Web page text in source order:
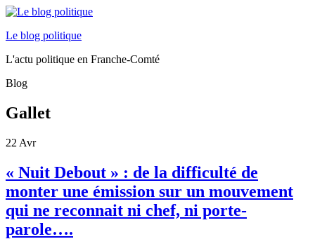
Le blog politique
L'actu politique en Franche-Comté
Blog
Gallet
22 Avr
« Nuit Debout » : de la difficulté de
monter une émission sur un mouvement
qui ne reconnait ni chef, ni porte-
parole….